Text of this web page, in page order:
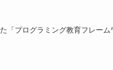
「プログラミング教育フレー